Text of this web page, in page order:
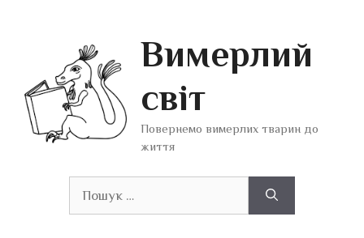
Вимерлий
світ
Повернемо вимерлих тварин до
життя